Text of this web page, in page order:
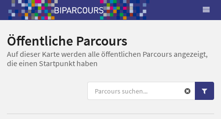
Öffentliche Parcours
Auf dieser Karte werden alle öffentlichen Parcours angezeigt,
die einen Startpunkt haben